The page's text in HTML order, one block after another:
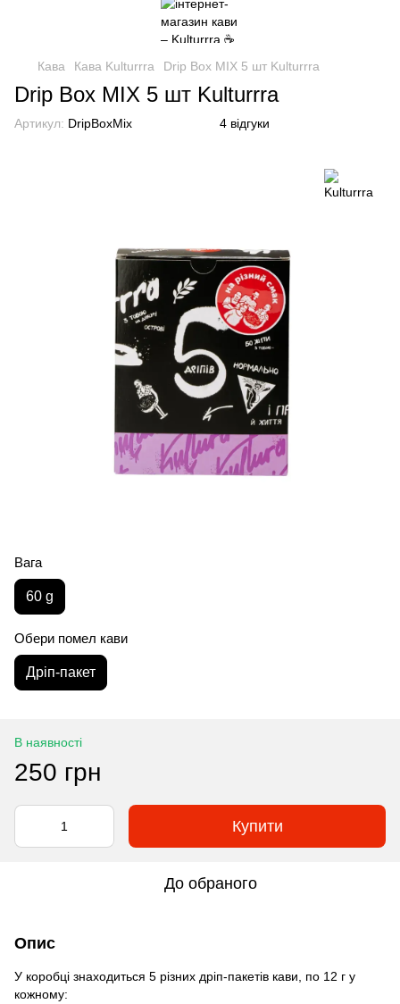
Кава Кава Kulturrra Drip Box MIX 5 шт Kulturrra
Drip Box MIX 5 шт Kulturrra
Артикул: DripBoxMix 4 відгуки
Вага
60 g
Обери помел кави
Дріп-пакет
В наявності
250 грн
Купити
До обраного
Опис
У коробці знаходиться 5 різних дріп-пакетів кави, по 12 г у
кожному: